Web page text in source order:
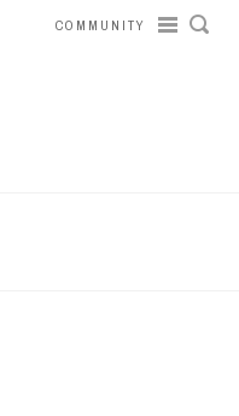
COMMUNITY